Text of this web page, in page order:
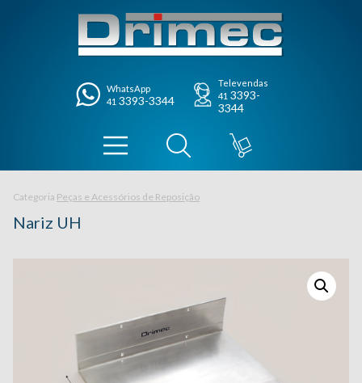
WhatsApp
41 3393-3344
Televendas
41 3393-
3344
Categoria Peças e Acessórios de Reposição
Nariz UH